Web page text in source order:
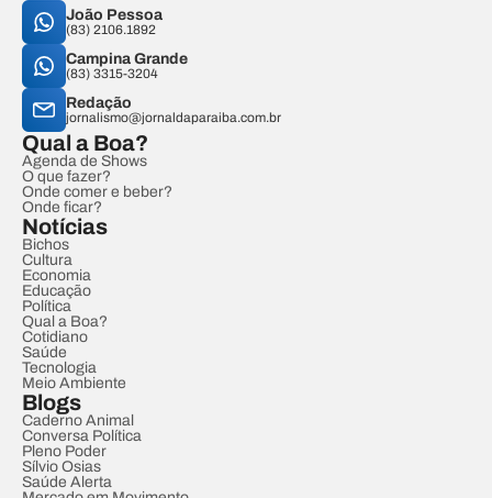
João Pessoa
(83) 2106.1892
Campina Grande
(83) 3315-3204
Redação
jornalismo@jornaldaparaiba.com.br
Qual a Boa?
Agenda de Shows
O que fazer?
Onde comer e beber?
Onde ficar?
Notícias
Bichos
Cultura
Economia
Educação
Política
Qual a Boa?
Cotidiano
Saúde
Tecnologia
Meio Ambiente
Blogs
Caderno Animal
Conversa Política
Pleno Poder
Sílvio Osias
Saúde Alerta